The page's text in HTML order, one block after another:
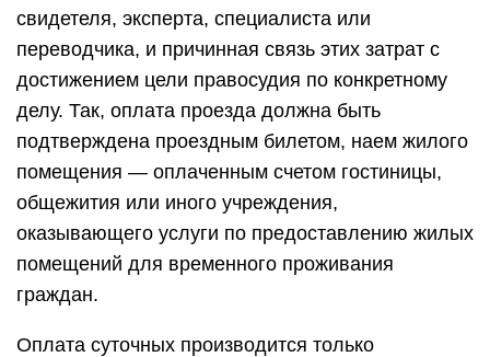
свидетеля, эксперта, специалиста или
переводчика, и причинная связь этих затрат с
достижением цели правосудия по конкретному
делу. Так, оплата проезда должна быть
подтверждена проездным билетом, наем жилого
помещения — оплаченным счетом гостиницы,
общежития или иного учреждения,
оказывающего услуги по предоставлению жилых
помещений для временного проживания
граждан.
Оплата суточных производится только